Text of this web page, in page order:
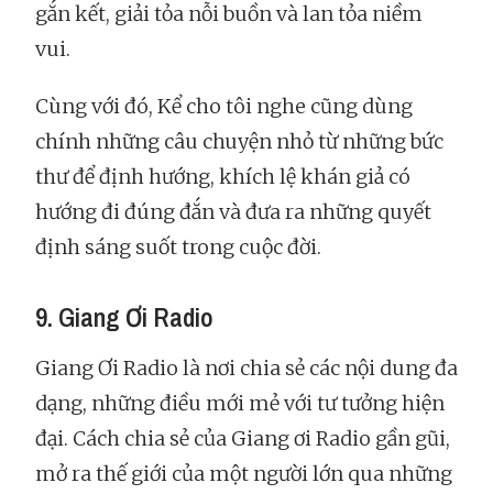
gắn kết, giải tỏa nỗi buồn và lan tỏa niềm
vui.
Cùng với đó, Kể cho tôi nghe cũng dùng
chính những câu chuyện nhỏ từ những bức
thư để định hướng, khích lệ khán giả có
hướng đi đúng đắn và đưa ra những quyết
định sáng suốt trong cuộc đời.
9. Giang Ơi Radio
Giang Ơi Radio là nơi chia sẻ các nội dung đa
dạng, những điều mới mẻ với tư tưởng hiện
đại. Cách chia sẻ của Giang ơi Radio gần gũi,
mở ra thế giới của một người lớn qua những